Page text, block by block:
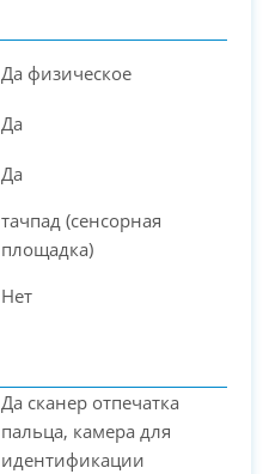
Да физическое
Да
Да
тачпад (сенсорная
площадка)
Нет
Да сканер отпечатка
пальца, камера для
идентификации